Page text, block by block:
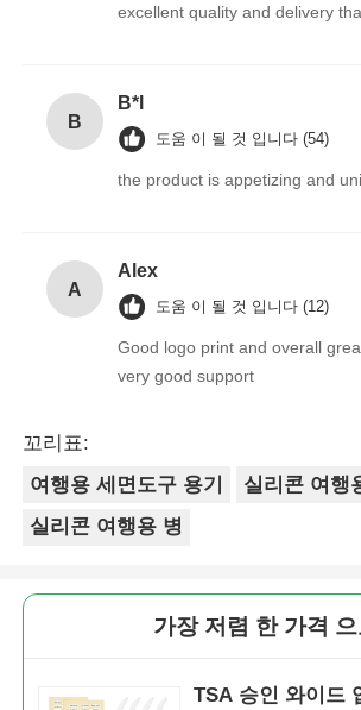
excellent quality and delivery
B
B*l
도움 이 될 것 입니다 (54)
the product is appetizing and
A
Alex
도움 이 될 것 입니다 (12)
Good logo print and overall
very good support
꼬리표:
여행용 세면도구 용기
실리콘 여행
실리콘 여행용 병
가장 저렴 한 가격
TSA 승인 와이드